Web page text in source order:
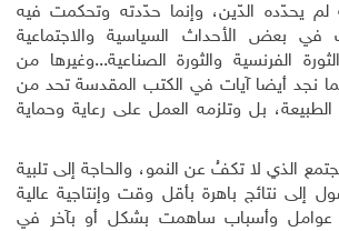
لم يحدّده الدّين، وإنما حدّدته وتحكمت فيه
في بعض الأحداث السياسية والاجتماعية
الفرنسية والثورة الصناعية...وغيرها من
كما نجد أيضا آيات في الكتب المقدسة تحد من
بل وتلزمه العمل على رعاية وحماية
الذي لا تكفُ عن النمو، والحاجة إلى تلبية
إلى نتائج باهرة بأقل وقت وإنتاجية عالية
عوامل وأسباب ساهمت بشكل أو بآخر في